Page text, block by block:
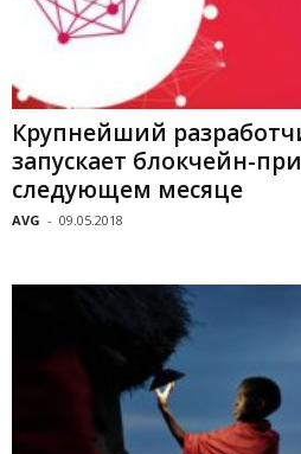
Крупнейший
запускает блокчейн-
следующем месяце
AVG - 09.05.2018